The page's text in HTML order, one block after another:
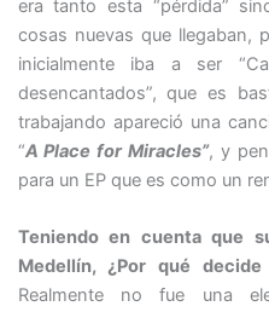
era tanto esta “pérdida”
cosas nuevas que llegaban,
inicialmente iba a ser
desencantados”, que es
trabajando apareció una
“A Place for Miracles”, y
para un EP que es como un
Teniendo en cuenta que
Medellín, ¿Por qué
Realmente no fue una